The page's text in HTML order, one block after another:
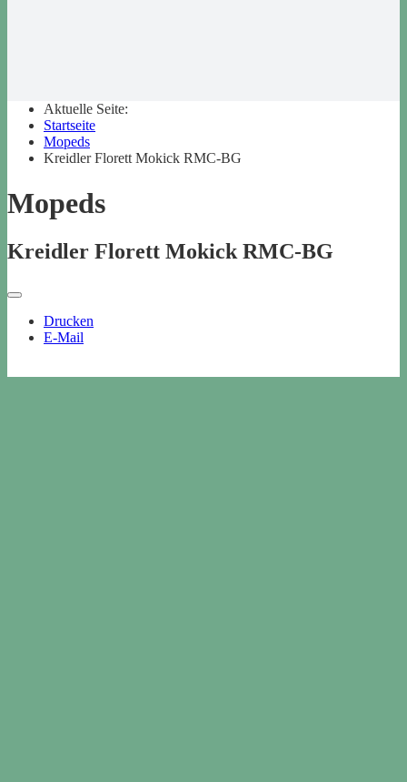
Aktuelle Seite:
Startseite
Mopeds
Kreidler Florett Mokick RMC-BG
Mopeds
Kreidler Florett Mokick RMC-BG
Drucken
E-Mail